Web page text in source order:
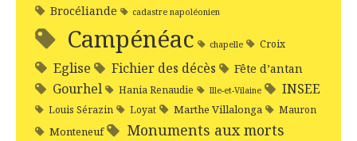
Brocéliande cadastre napoléonien
Campénéac chapelle Croix
Eglise Fichier des décès Fête d’antan
Gourhel Hania Renaudie Ille-et-Vilaine INSEE
Louis Sérazin Loyat Marthe Villalonga Mauron
Monteneuf Monuments aux morts